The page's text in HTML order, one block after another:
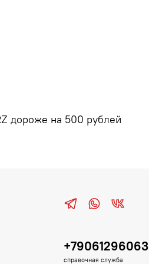
дороже на 500 рублей
+79061296063
справочная служба